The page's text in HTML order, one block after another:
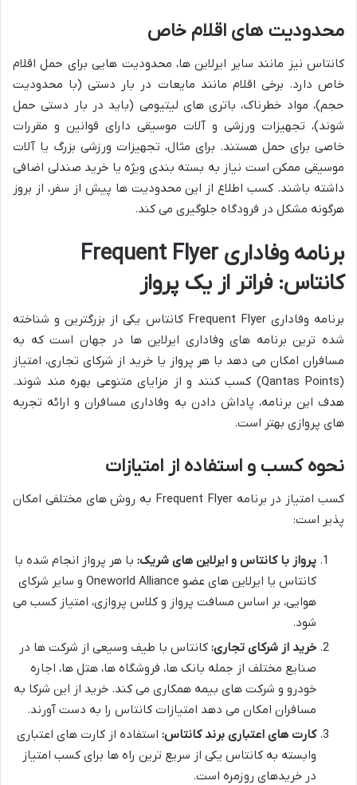
محدودیت های اقلام خاص
کانتاس نیز مانند سایر ایرلاین ها، محدودیت هایی برای حمل اقلام
خاص دارد. برخی اقلام مانند مایعات در بار دستی (با محدودیت
حجم)، مواد خطرناک، باتری های لیتیومی (باید در بار دستی حمل
شوند)، تجهیزات ورزشی و آلات موسیقی دارای قوانین و مقررات
خاصی برای حمل هستند. برای مثال، تجهیزات ورزشی بزرگ یا آلات
موسیقی ممکن است نیاز به بسته بندی ویژه یا خرید صندلی اضافی
داشته باشند. کسب اطلاع از این محدودیت ها پیش از سفر، از بروز
هرگونه مشکل در فرودگاه جلوگیری می کند.
برنامه وفاداری Frequent Flyer
کانتاس: فراتر از یک پرواز
برنامه وفاداری Frequent Flyer کانتاس یکی از بزرگترین و شناخته
شده ترین برنامه های وفاداری ایرلاین ها در جهان است که به
مسافران امکان می دهد با هر پرواز یا خرید از شرکای تجاری، امتیاز
(Qantas Points) کسب کنند و از مزایای متنوعی بهره مند شوند.
هدف این برنامه، پاداش دادن به وفاداری مسافران و ارائه تجربه
های پروازی بهتر است.
نحوه کسب و استفاده از امتیازات
کسب امتیاز در برنامه Frequent Flyer به روش های مختلفی امکان
پذیر است:
پرواز با کانتاس و ایرلاین های شریک: با هر پرواز انجام شده با
کانتاس یا ایرلاین های عضو Oneworld Alliance و سایر شرکای
هوایی، بر اساس مسافت پرواز و کلاس پروازی، امتیاز کسب می
شود.
خرید از شرکای تجاری: کانتاس با طیف وسیعی از شرکت ها در
صنایع مختلف از جمله بانک ها، فروشگاه ها، هتل ها، اجاره
خودرو و شرکت های بیمه همکاری می کند. خرید از این شرکا به
مسافران امکان می دهد امتیازات کانتاس را به دست آورند.
کارت های اعتباری برند کانتاس: استفاده از کارت های اعتباری
وابسته به کانتاس یکی از سریع ترین راه ها برای کسب امتیاز
در خریدهای روزمره است.